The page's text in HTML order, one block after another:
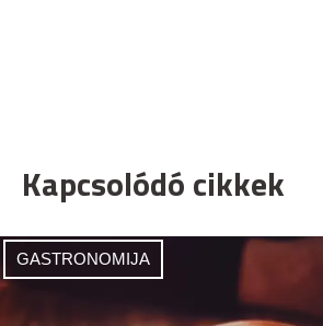
Kapcsolódó cikkek
GASTRONOMIJA